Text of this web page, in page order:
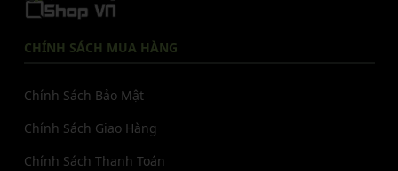
CHÍNH SÁCH MUA HÀNG
Chính Sách Bảo Mật
Chính Sách Giao Hàng
Chính Sách Thanh Toán